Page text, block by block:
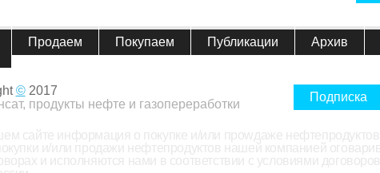
Продаем Покупаем Публикации Архив
©2017
продукты нефте и газопереработки
Подписка